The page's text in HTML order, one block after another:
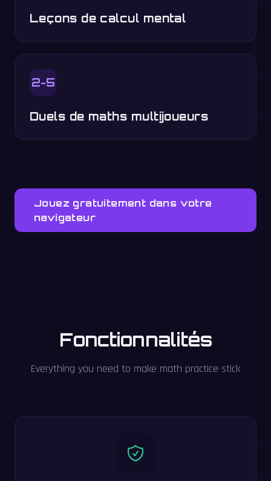
Leçons de calcul mental
2-5
Duels de maths multijoueurs
Jouez gratuitement dans votre
navigateur
Fonctionnalités
Everything you need to make math practice stick